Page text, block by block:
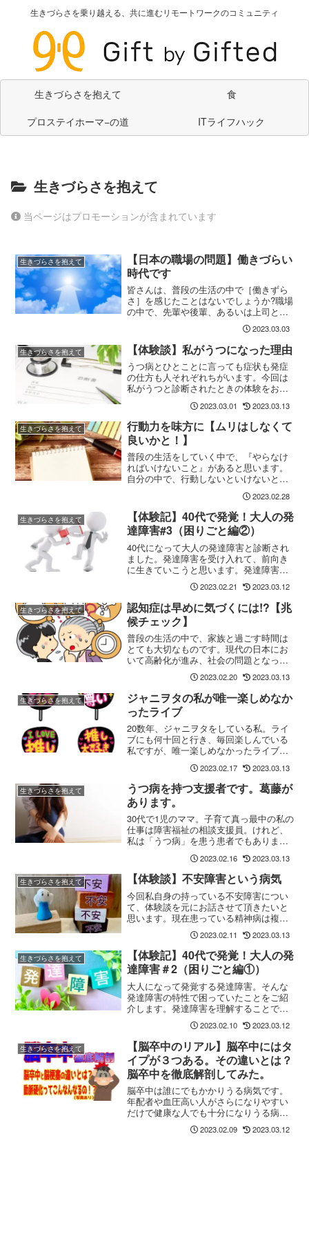
生きづらさを乗り越える、共に進むリモートワークのコミュニティ
生きづらさを抱えて
食
プロステイホーマ−の道
ITライフハック
生きづらさを抱えて
当ページはプロモーションが含まれています
生きづらさを抱えて
【日本の職場の問題】働きづらい
時代です
皆さんは、普段の生活の中で［働きずら
さ］を感じたことはないでしょうか?職場
の中で、先輩や後輩、あるいは上司との
普段の会話、言動で不快に感じること
は、他の人も同じく感じたりしているこ
ともあるようです。そのような時に、し
っかりと自分らしく生きていくために
は、どんなことが必要なのでしょうか?日
本の企業において、どのようなことが実
際に問題となっているのか、今回は職場
について深掘りしていこうと思います。
ぜひ、この記事を読んで実際に［働きず
らい環境］の実態を知ってください。
2023.03.03
生きづらさを抱えて 【体験談】私がうつになった理由
うつ病とひとことに言っても症状も発症
の仕方も人それぞれちがいます。今回は
私がうつと診断されたときの体験をお話
したいと思います。2023.03.01 2023.03.13
生きづらさを抱えて
行動力を味方に【ムリはしなくて
良いかと！】
普段の生活をしていく中で、『やらなけ
ればいけないこと』があると思います。
自分の中で、行動しないといけないと考
えても、中々行動に移すことができない
人もいるのではないでしょうか?インプッ
トとアウトプットが大切とよく聞きます
が、アウトプットこそが行動することな
のです。『頭で考えている時間があれ
ば、実際に行動をしてみる』そのような
気持ちを長期的に行える人は数少ないの
ではないでしょうか?
2023.02.28
生きづらさを抱えて
【体験記】40代で発覚！大人の発
達障害#3（困りごと編②）
40代になって大人の発達障害と診断され
ました。発達障害を受け入れて、前向き
に生きていこうと思います。発達障害が
持つ特性で困ったことをご紹介します。
2023.02.21 2023.03.12
生きづらさを抱えて
認知症は早めに気づくには!?【兆
候チェック】
普段の生活の中で、家族と過ごす時間は
とても大切なものです。現代の日本にお
いて高齢化が進み、社会の問題となって
います。その中で、現代では認知症を患
う方も増えてきていることが挙げられま
す。大切な家族をどのように守るのか、
そしてどのような症状があるのか、この
記事ではそんな認知症を予防方法をお伝
えします。少しでも、参考になれば幸い
です。
2023.02.20 2023.03.13
生きづらさを抱えて
ジャニヲタの私が唯一楽しめなか
ったライブ
20数年、ジャニヲタをしている私。ライ
ブにも何十回と行き、毎回楽しんでいる
私ですが、唯一楽しめなかったライブが
ありました。複数のジャニーズグループ
が好きで（いわゆる掛け持ち）ライブも
何度も行っています。毎回、大満足で幸
せいっぱいな気持ちになるライブです
が、楽しめなかったライブがあります。
理由は「うつ」だから。
2023.02.17 2023.03.13
生きづらさを抱えて
うつ病を持つ支援者です。葛藤が
あります。
30代で1児のママ。子育て真っ最中の私の
仕事は障害福祉の相談支援員。けれど、
私は「うつ病」を患う患者でもありま
す。私は、現在30代で3歳児の子育てをし
ています。仕事は、障害福祉分野の相談
支援員。大学で勉強し、社会福祉士、精
神保健福祉士を持って働いています。
2023.02.16 2023.03.13
生きづらさを抱えて 【体験談】不安障害という病気
今回私自身の持っている不安障害につい
て、体験談を元にお話させて頂きたいと
思います。現在患っている精神病は複数
あるのですが(というより大体精神疾患は
何かしらと併発しやすいと思っています)
その中の一つ、「不安障害」というもの
がどういったものなのか、また私自身が
感じている事を書いていこうと思いま
す。
2023.02.11 2023.03.13
生きづらさを抱えて
【体験記】40代で発覚！大人の発
達障害＃2（困りごと編①）
大人になって発覚する発達障害。そんな
発達障害の特性で困っていたことをご紹
介します。発達障害を理解することで回
避できるストレスもあります。私の体験
でお役に立ちそうなものがあれば、ぜひ
取り入れてみてください。
2023.02.10 2023.03.12
生きづらさを抱えて
【脳卒中のリアル】脳卒中にはタ
イプが３つある。その違いとは？
脳卒中を徹底解剖してみた。
脳卒中は誰にでもかかりうる病気です。
年配者や血圧高い人がさらになりやすい
だけで健康な人でも十分になりうる病気
です。今日は脳卒中を徹底解剖して何故
なりやすいのか？を知ってもらえるとう
2023.02.09 2023.03.12